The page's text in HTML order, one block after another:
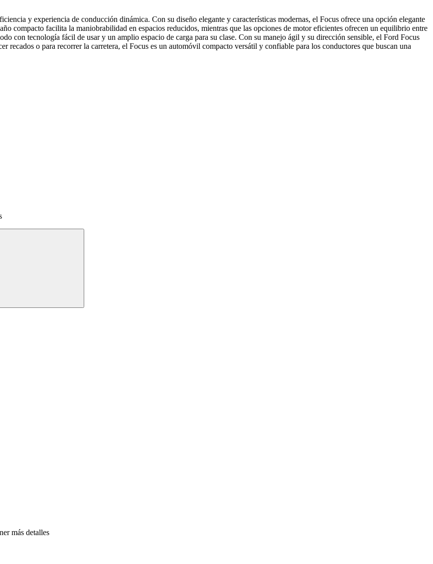
y experiencia de conducción dinámica. Con su diseño elegante y características modernas, el Focus ofrece una opción elegante
compacto facilita la maniobrabilidad en espacios reducidos, mientras que las opciones de motor eficientes ofrecen un equilibrio entre
con tecnología fácil de usar y un amplio espacio de carga para su clase. Con su manejo ágil y su dirección sensible, el Ford Focus
recados o para recorrer la carretera, el Focus es un automóvil compacto versátil y confiable para los conductores que buscan una
más detalles